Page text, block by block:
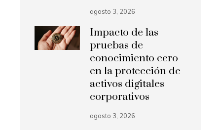
agosto 3, 2026
Impacto de las
pruebas de
conocimiento cero
en la protección de
activos digitales
corporativos
agosto 3, 2026